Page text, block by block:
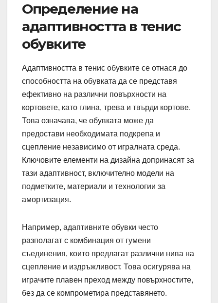
Определение на
адаптивността в тенис
обувките
Адаптивността в тенис обувките се отнася до
способността на обувката да се представя
ефективно на различни повърхности на
кортовете, като глина, трева и твърди кортове.
Това означава, че обувката може да
предостави необходимата подкрепа и
сцепление независимо от игралната среда.
Ключовите елементи на дизайна допринасят за
тази адаптивност, включително модели на
подметките, материали и технологии за
амортизация.
Например, адаптивните обувки често
разполагат с комбинация от гумени
съединения, които предлагат различни нива на
сцепление и издръжливост. Това осигурява на
играчите плавен преход между повърхностите,
без да се компрометира представянето.